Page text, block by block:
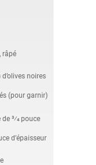
râpé
noires
(pour garnir)
3⁄4 pouce
d’épaisseur